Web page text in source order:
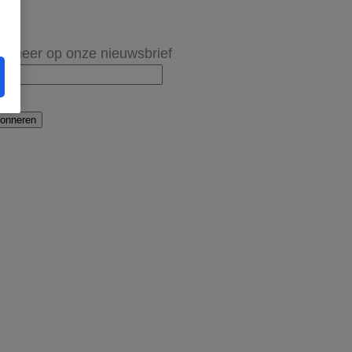
op onze nieuwsbrief